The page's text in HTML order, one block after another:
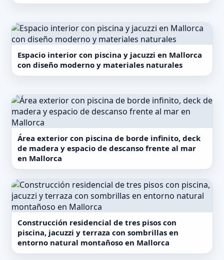
Espacio interior con piscina y jacuzzi en Mallorca
con diseño moderno y materiales naturales
Área exterior con piscina de borde infinito, deck
de madera y espacio de descanso frente al mar
en Mallorca
Construcción residencial de tres pisos con
piscina, jacuzzi y terraza con sombrillas en
entorno natural montañoso en Mallorca